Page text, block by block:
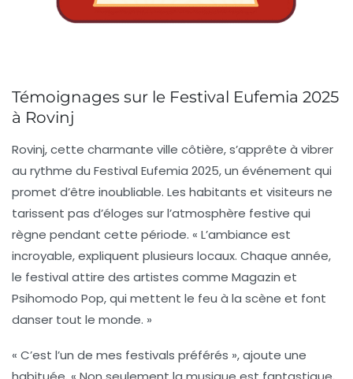
Témoignages sur le Festival Eufemia 2025
à Rovinj
Rovinj, cette charmante ville côtière, s’apprête à vibrer
au rythme du Festival Eufemia 2025, un événement qui
promet d’être inoubliable. Les habitants et visiteurs ne
tarissent pas d’éloges sur l’atmosphère festive qui
règne pendant cette période. « L’ambiance est
incroyable, expliquent plusieurs locaux. Chaque année,
le festival attire des artistes comme Magazin et
Psihomodo Pop, qui mettent le feu à la scène et font
danser tout le monde. »
« C’est l’un de mes festivals préférés », ajoute une